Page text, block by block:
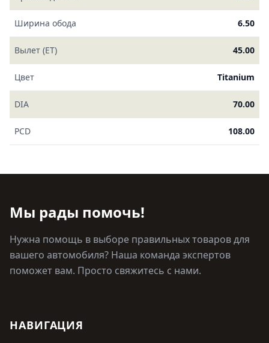
Ширина обода 6.50
Вылет (ET) 45.00
Цвет Titanium
DIA 70.00
PCD 108.00
Мы рады помочь!
Нужна помощь в выборе правильных товаров для
вашего автомобиля? Наша команда экспертов
поможет вам. Просто свяжитесь с нами.
НАВИГАЦИЯ